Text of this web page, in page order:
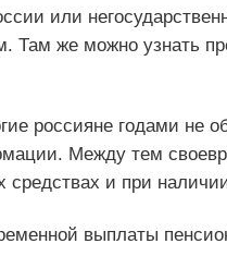
или
Там же можно узнать
россияне годами не
Между тем
средствах и при
выплаты